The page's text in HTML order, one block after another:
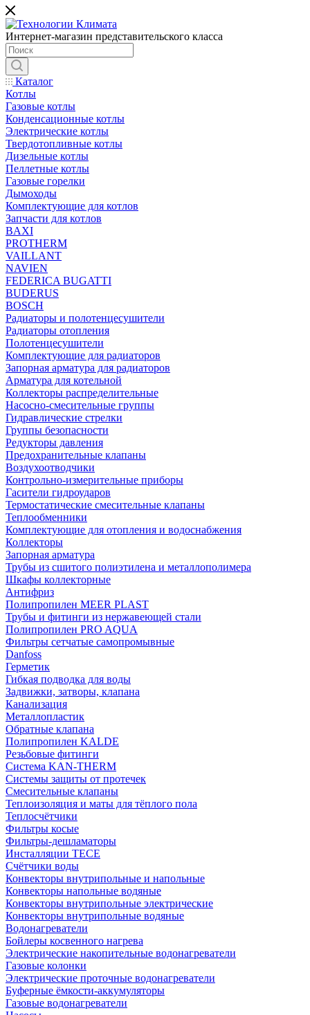
Интернет-магазин представительского класса
Каталог
Котлы
Газовые котлы
Конденсационные котлы
Электрические котлы
Твердотопливные котлы
Дизельные котлы
Пеллетные котлы
Газовые горелки
Дымоходы
Комплектующие для котлов
Запчасти для котлов
BAXI
PROTHERM
VAILLANT
NAVIEN
FEDERICA BUGATTI
BUDERUS
BOSCH
Радиаторы и полотенцесушители
Радиаторы отопления
Полотенцесушители
Комплектующие для радиаторов
Запорная арматура для радиаторов
Арматура для котельной
Коллекторы распределительные
Насосно-смесительные группы
Гидравлические стрелки
Группы безопасности
Редукторы давления
Предохранительные клапаны
Воздухоотводчики
Контрольно-измерительные приборы
Гасители гидроударов
Термостатические смесительные клапаны
Теплообменники
Комплектующие для отопления и водоснабжения
Коллекторы
Запорная арматура
Трубы из сшитого полиэтилена и металлополимера
Шкафы коллекторные
Антифриз
Полипропилен MEER PLAST
Трубы и фитинги из нержавеющей стали
Полипропилен PRO AQUA
Фильтры сетчатые самопромывные
Danfoss
Герметик
Гибкая подводка для воды
Задвижки, затворы, клапана
Канализация
Металлопластик
Обратные клапана
Полипропилен KALDE
Резьбовые фитинги
Система KAN-THERM
Системы защиты от протечек
Смесительные клапаны
Теплоизоляция и маты для тёплого пола
Теплосчётчики
Фильтры косые
Фильтры-дешламаторы
Инсталляции TECE
Счётчики воды
Конвекторы внутрипольные и напольные
Конвекторы напольные водяные
Конвекторы внутрипольные электрические
Конвекторы внутрипольные водяные
Водонагреватели
Бойлеры косвенного нагрева
Электрические накопительные водонагреватели
Газовые колонки
Электрические проточные водонагреватели
Буферные ёмкости-аккумуляторы
Газовые водонагреватели